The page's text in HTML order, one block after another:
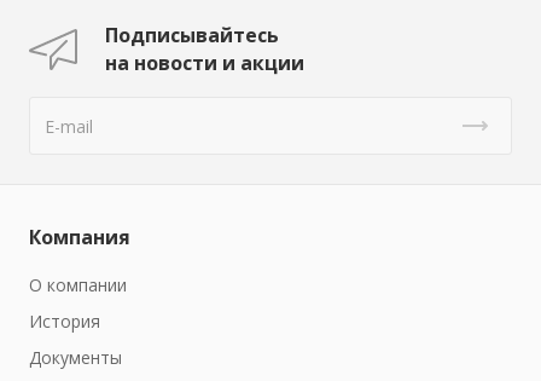
Подписывайтесь
на новости и акции
Компания
О компании
История
Документы